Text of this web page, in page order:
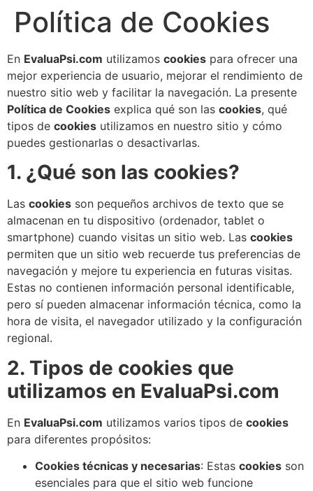
Política de Cookies
En EvaluaPsi.com utilizamos cookies para ofrecer una
mejor experiencia de usuario, mejorar el rendimiento de
nuestro sitio web y facilitar la navegación. La presente
Política de Cookies explica qué son las cookies, qué
tipos de cookies utilizamos en nuestro sitio y cómo
puedes gestionarlas o desactivarlas.
1. ¿Qué son las cookies?
Las cookies son pequeños archivos de texto que se
almacenan en tu dispositivo (ordenador, tablet o
smartphone) cuando visitas un sitio web. Las cookies
permiten que un sitio web recuerde tus preferencias de
navegación y mejore tu experiencia en futuras visitas.
Estas no contienen información personal identificable,
pero sí pueden almacenar información técnica, como la
hora de visita, el navegador utilizado y la configuración
regional.
2. Tipos de cookies que
utilizamos en EvaluaPsi.com
En EvaluaPsi.com utilizamos varios tipos de cookies
para diferentes propósitos:
Cookies técnicas y necesarias: Estas cookies son
esenciales para que el sitio web funcione